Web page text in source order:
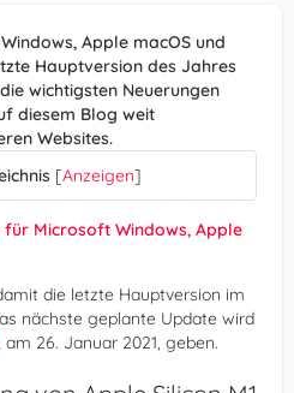
Apple macOS und
Hauptversion des Jahres
wichtigsten Neuerungen
diesem Blog weit
Websites.
[Anzeigen]
Microsoft Windows, Apple
die letzte Hauptversion im
nächste geplante Update wird
am 26. Januar 2021, geben.